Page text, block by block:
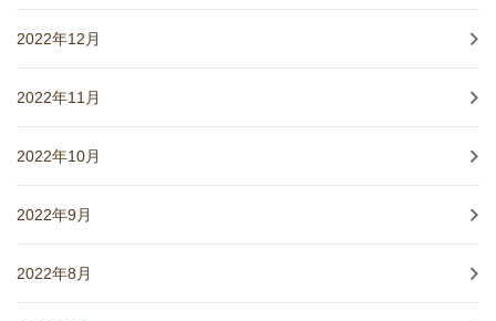
2022年12月
2022年11月
2022年10月
2022年9月
2022年8月